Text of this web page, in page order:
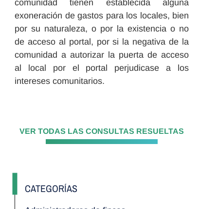
comunidad tienen establecida alguna
exoneración de gastos para los locales, bien
por su naturaleza, o por la existencia o no
de acceso al portal, por si la negativa de la
comunidad a autorizar la puerta de acceso
al local por el portal perjudicase a los
intereses comunitarios.
VER TODAS LAS CONSULTAS RESUELTAS
CATEGORÍAS